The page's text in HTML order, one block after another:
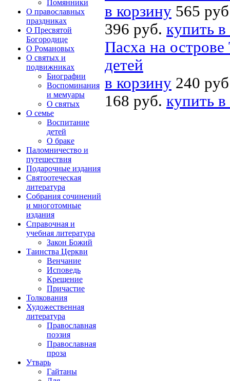
Помянники
О православных
праздниках
О Пресвятой
Богородице
О Романовых
О святых и
подвижниках
Биографии
Воспоминания
и мемуары
О святых
О семье
Воспитание
детей
О браке
Паломничество и
путешествия
Подарочные издания
Святоотеческая
литература
Собрания сочинений
и многотомные
издания
Справочная и
учебная литература
Закон Божий
Таинства Церкви
Венчание
Исповедь
Крещение
Причастие
Толкования
Художественная
литература
Православная
поэзия
Православная
проза
Утварь
Гайтаны
в корзину 565
396 руб. купить
Пасха на
детей
в корзину 240
168 руб. купить